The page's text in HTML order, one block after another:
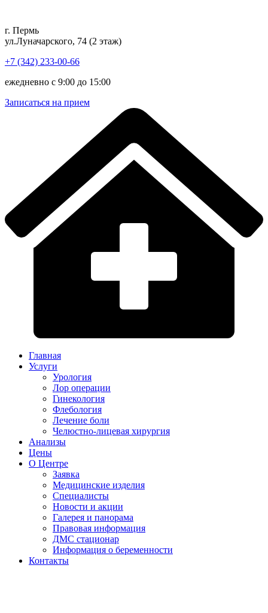
содержимому
г. Пермь
ул.Луначарского, 74 (2 этаж)
+7 (342) 233-00-66
ежедневно с 9:00 до 15:00
Записаться на прием
Главная
Услуги
Урология
Лор операции
Гинекология
Флебология
Лечение боли
Челюстно-лицевая хирургия
Анализы
Цены
О Центре
Заявка
Медицинские изделия
Специалисты
Новости и акции
Галерея и панорама
Правовая информация
ДМС стационар
Информация о беременности
Контакты